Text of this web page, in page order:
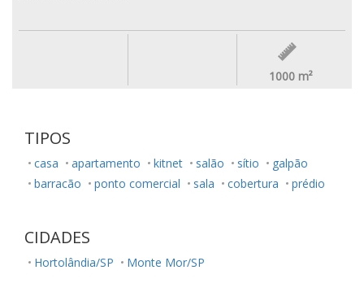
1000 m²
TIPOS
casa apartamento kitnet salão sítio
galpão
barracão
ponto comercial sala cobertura prédio
CIDADES
Hortolândia/SP Monte Mor/SP